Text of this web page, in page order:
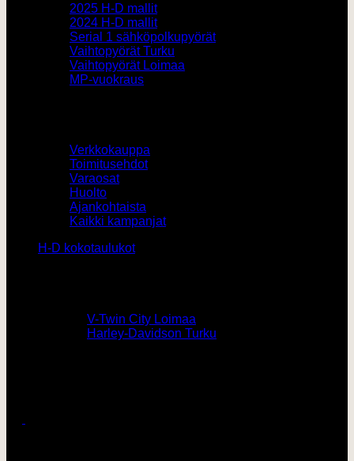
2025 H-D mallit
2024 H-D mallit
Serial 1 sähköpolkupyörät
Vaihtopyörät Turku
Vaihtopyörät Loimaa
MP-vuokraus
Verkkokauppa
Toimitusehdot
Varaosat
Huolto
Ajankohtaista
Kaikki kampanjat
H-D kokotaulukot
V-Twin City Loimaa
Harley-Davidson Turku